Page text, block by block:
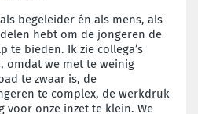
begeleider én als mens, als
hebt om de jongeren de
te bieden. Ik zie collega’s
omdat we met te weinig
te zwaar is, de
te complex, de werkdruk
voor onze inzet te klein. We